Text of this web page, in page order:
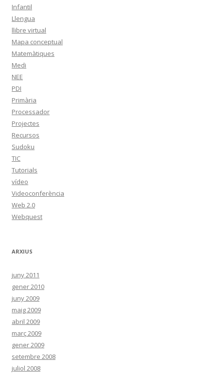
Infantil
Llengua
llibre virtual
Mapa conceptual
Matemàtiques
Medi
NEE
PDI
Primària
Processador
Projectes
Recursos
Sudoku
TIC
Tutorials
vídeo
Videoconferència
Web 2.0
Webquest
ARXIUS
juny 2011
gener 2010
juny 2009
maig 2009
abril 2009
març 2009
gener 2009
setembre 2008
juliol 2008